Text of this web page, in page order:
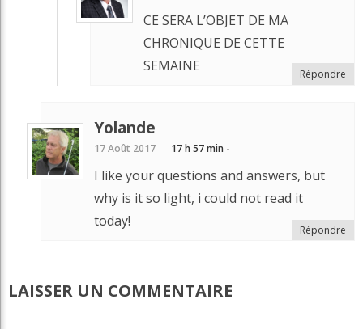
CE SERA L’OBJET DE MA
CHRONIQUE DE CETTE
SEMAINE
Répondre
Yolande
17 Août 2017 17 h 57 min -
I like your questions and answers, but
why is it so light, i could not read it
today!
Répondre
LAISSER UN COMMENTAIRE